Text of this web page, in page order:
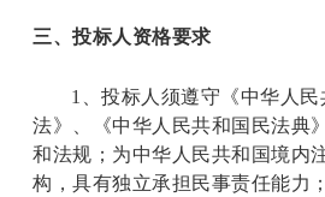
三、投标人资格要求
1
、投标人须遵守《中华人
法》、《中华人民共和国民法典
和法规；为中华人民共和国境内
构，具有独立承担民事责任能力；